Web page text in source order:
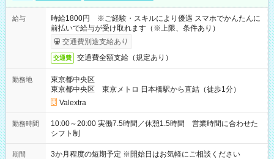
給与
時給1800円 ※ご経験・スキルにより優遇 スマホでかんたんに
前払いで給与が受け取れます（※上限、条件あり）
交通費別途支給あり
交通費 交通費全額支給（規定あり）
勤務地
東京都中央区
東京都中央区 東京メトロ 日本橋駅から直結（徒歩1分）
Valextra
勤務時間
10:00～20:00 実働7.5時間／休憩1.5時間 営業時間に合わせた
シフト制
期間 3か月程度の短期予定 ※開始日はお気軽にご相談ください